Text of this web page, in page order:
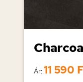
Ár:11 590